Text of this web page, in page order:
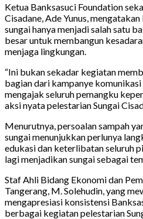
Ketua Banksasuci Foundation
Cisadane, Ade Yunus,
sungai hanya menjadi salah satu
besar untuk membangun
menjaga lingkungan.
“Ini bukan sekadar kegiatan
bagian dari kampanye
mengajak seluruh pemangku
aksi nyata pelestarian Sungai
Menurutnya, persoalan sampah
sungai menunjukkan perlunya
edukasi dan keterlibatan seluruh
lagi menjadikan sungai sebagai
Staf Ahli Bidang Ekonomi dan
Tangerang, M. Solehudin, yang
mengapresiasi konsistensi
berbagai kegiatan pelestarian